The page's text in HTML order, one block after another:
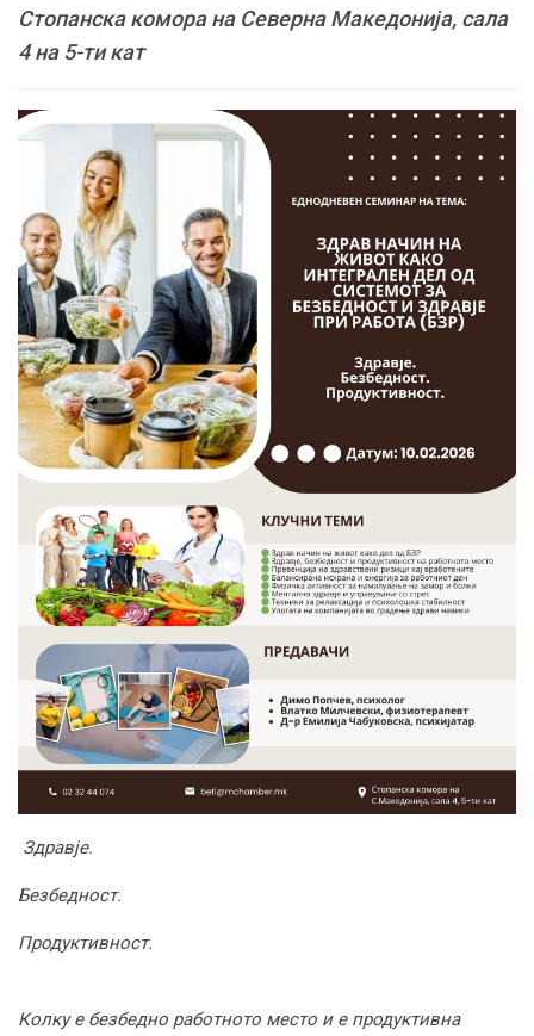
Стопанска комора на Северна Македонија, сала
4 на 5-ти кат
Здравје.
Безбедност.
Продуктивност.
Колку е безбедно работното место и е продуктивна